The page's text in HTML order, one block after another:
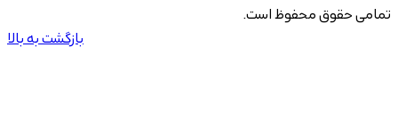
تمامی حقوق محفوظ است.
بازگشت به بالا